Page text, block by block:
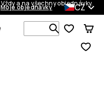
Vždy a na všechny objednávky.
Moje objednávky CZ
Vyhledávej